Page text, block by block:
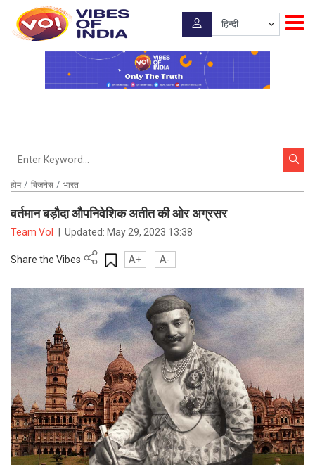
होम बिजनेस भारत
वर्तमान बड़ौदा औपनिवेशिक अतीत की ओर अग्रसर
Team VoI Updated: May 29, 2023 13:38
Share the Vibes A+ A-